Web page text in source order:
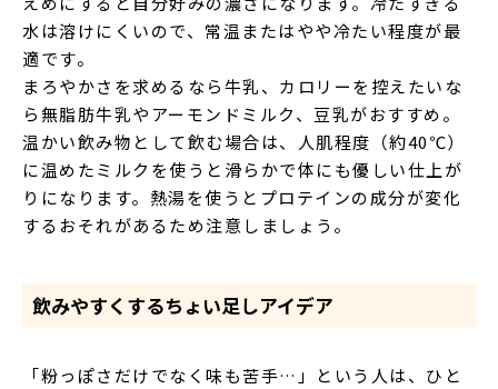
水は溶けにくいので、常温またはやや冷たい程度が最
適です。
まろやかさを求めるなら牛乳、カロリーを控えたいな
ら無脂肪牛乳やアーモンドミルク、豆乳がおすすめ。
温かい飲み物として飲む場合は、人肌程度（約40℃）
に温めたミルクを使うと滑らかで体にも優しい仕上が
りになります。熱湯を使うとプロテインの成分が変化
するおそれがあるため注意しましょう。
飲みやすくするちょい足しアイデア
「粉っぽさだけでなく味も苦手…」という人は、ひと